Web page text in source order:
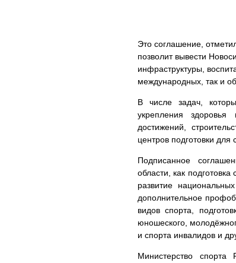
Это соглашение,
позволит вывести
инфраструктуры,
международных, так и
В числе задач,
укрепления
достижений,
центров подготовки для
Подписанное
области, как
развитие
дополнительное
видов спорта,
юношеского,
и спорта инвалидов и
Министерство спорта